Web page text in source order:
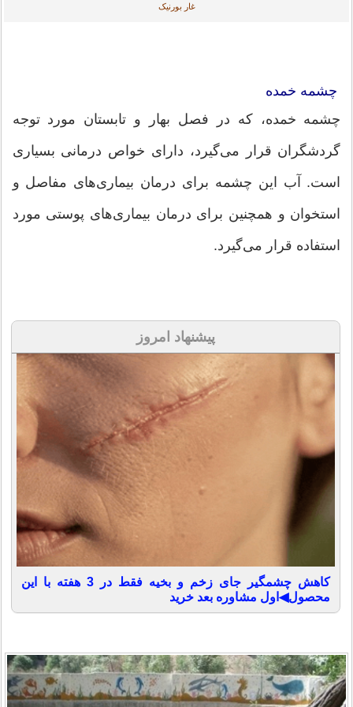
غار بورنیک
چشمه خمده
چشمه خمده، که در فصل بهار و تابستان مورد توجه
گردشگران قرار می‌گیرد، دارای خواص درمانی بسیاری
است. آب این چشمه برای درمان بیماری‌های مفاصل و
استخوان و همچنین برای درمان بیماری‌های پوستی مورد
استفاده قرار می‌گیرد.
پیشنهاد امروز
کاهش چشمگیر جای زخم و بخیه فقط در 3 هفته با این
محصول◀اول مشاوره بعد خرید